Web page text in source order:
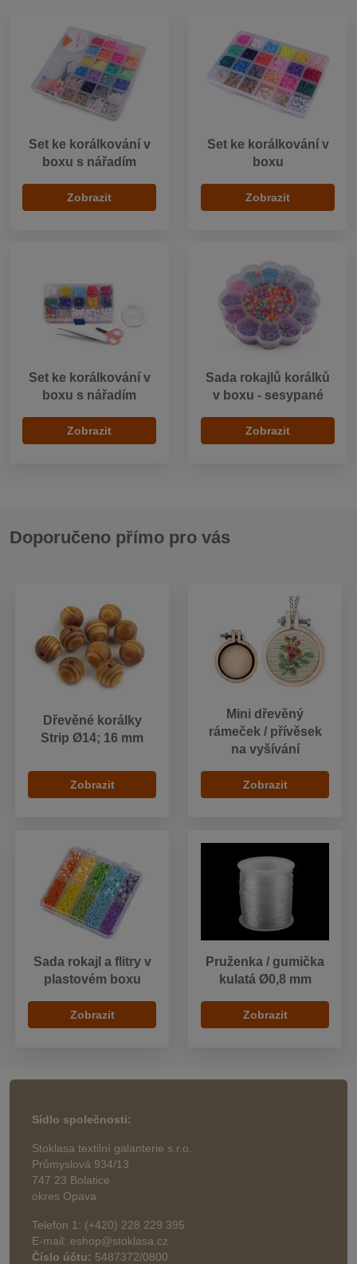
Set ke korálkování v
boxu s nářadím
Zobrazit
Set ke korálkování v
boxu
Zobrazit
Set ke korálkování v
boxu s nářadím
Zobrazit
Sada rokajlů korálků
v boxu - sesypané
Zobrazit
Doporučeno přímo pro vás
Dřevěné korálky
Strip Ø14; 16 mm
Zobrazit
Mini dřevěný
rámeček / přívěsek
na vyšívání
Zobrazit
Sada rokajl a flitry v
plastovém boxu
Zobrazit
Pruženka / gumička
kulatá Ø0,8 mm
Zobrazit
Sídlo společnosti:
Stoklasa textilní galanterie s.r.o.
Průmyslová 934/13
747 23 Bolatice
okres Opava
Telefon 1: (+420) 228 229 395
E-mail: eshop@stoklasa.cz
Číslo účtu: 5487372/0800